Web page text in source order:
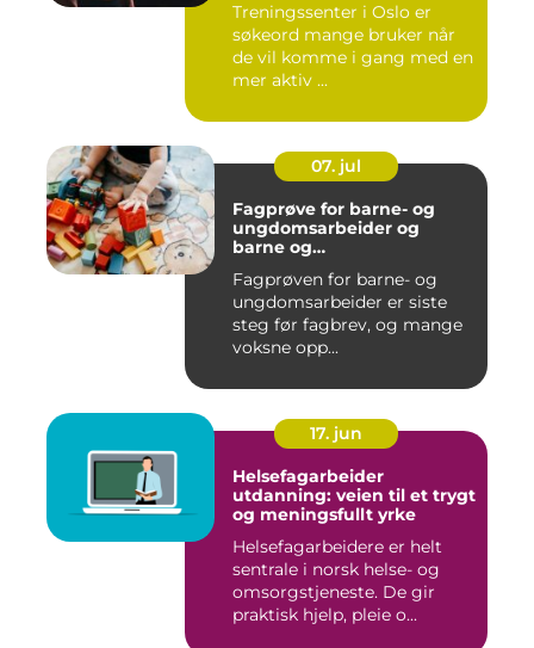
Treningssenter i Oslo er
søkeord mange bruker når
de vil komme i gang med en
mer aktiv ...
07. jul
Fagprøve for barne- og
ungdomsarbeider og
barne og
og VG2
Fagprøven for barne- og
ungdomsarbeider er siste
steg før fagbrev, og mange
voksne opp...
17. jun
Helsefagarbeider
utdanning: veien til et trygt
og meningsfullt yrke
Helsefagarbeidere er helt
sentrale i norsk helse- og
omsorgstjeneste. De gir
praktisk hjelp, pleie o...